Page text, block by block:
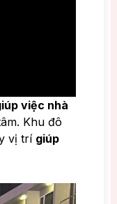
việc nhà
Khu đô
vị trí giúp